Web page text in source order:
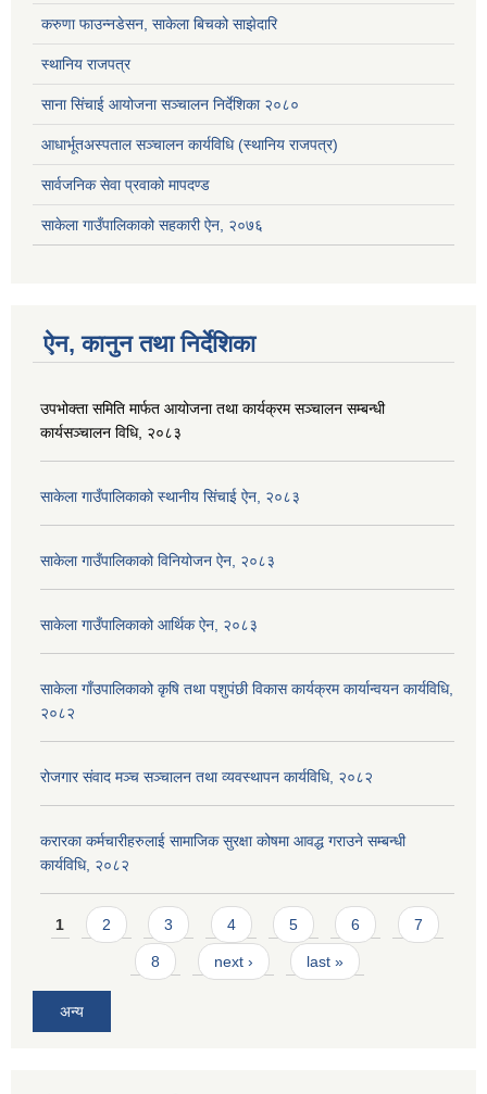
करुणा फाउन्नडेसन, साकेला बिचको साझेदारि
स्थानिय राजपत्र
साना सिंचाई आयोजना सञ्चालन निर्देशिका २०८०
आधार्भूतअस्पताल सञ्चालन कार्यविधि (स्थानिय राजपत्र)
सार्वजनिक सेवा प्रवाको मापदण्ड
साकेला गाउँपालिकाको सहकारी ऐन, २०७६
ऐन, कानुन तथा निर्देशिका
उपभोक्ता समिति मार्फत आयोजना तथा कार्यक्रम सञ्चालन सम्बन्धी
कार्यसञ्चालन विधि, २०८३
साकेला गाउँपालिकाको स्थानीय सिंचाई ऐन, २०८३
साकेला गाउँपालिकाको विनियोजन ऐन, २०८३
साकेला गाउँपालिकाको आर्थिक ऐन, २०८३
साकेला गाँउपालिकाको कृषि तथा पशुपंछी विकास कार्यक्रम कार्यान्वयन कार्यविधि,
२०८२
रोजगार संवाद मञ्च सञ्चालन तथा व्यवस्थापन कार्यविधि, २०८२
करारका कर्मचारीहरुलाई सामाजिक सुरक्षा कोषमा आवद्ध गराउने सम्बन्धी
कार्यविधि, २०८२
Pages
1 2 3 4 5 6 7
8 next › last »
अन्य